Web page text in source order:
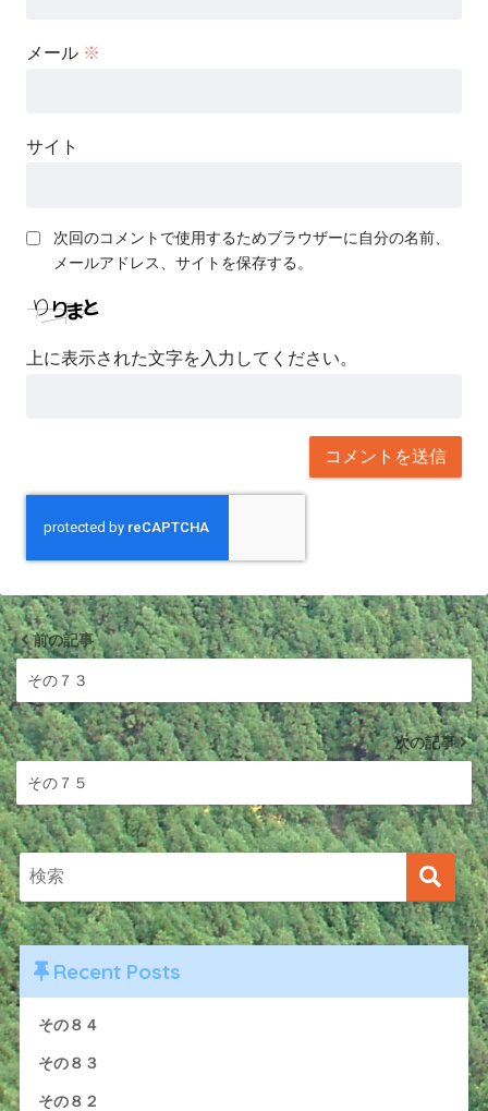
メール ※
サイト
次回のコメントで使用するためブラウザーに自分の名前、
メールアドレス、サイトを保存する。
上に表示された文字を入力してください。
前の記事
その７３
次の記事
その７５
Recent Posts
その８４
その８３
その８２